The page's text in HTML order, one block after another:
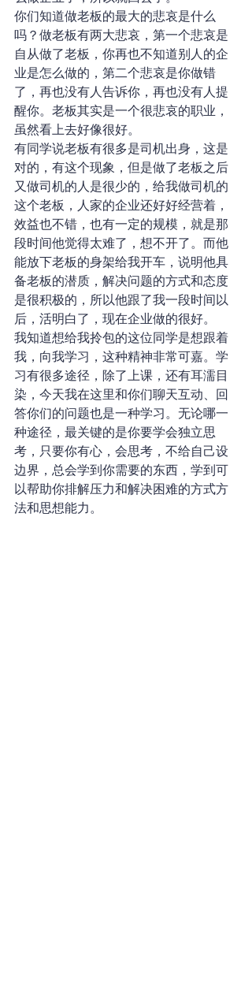
你们知道做老板的最大的悲哀是什么
吗？做老板有两大悲哀，第一个悲哀是
自从做了老板，你再也不知道别人的企
业是怎么做的，第二个悲哀是你做错
了，再也没有人告诉你，再也没有人提
醒你。老板其实是一个很悲哀的职业，
虽然看上去好像很好。
有同学说老板有很多是司机出身，这是
对的，有这个现象，但是做了老板之后
又做司机的人是很少的，给我做司机的
这个老板，人家的企业还好好经营着，
效益也不错，也有一定的规模，就是那
段时间他觉得太难了，想不开了。而他
能放下老板的身架给我开车，说明他具
备老板的潜质，解决问题的方式和态度
是很积极的，所以他跟了我一段时间以
后，活明白了，现在企业做的很好。
我知道想给我拎包的这位同学是想跟着
我，向我学习，这种精神非常可嘉。学
习有很多途径，除了上课，还有耳濡目
染，今天我在这里和你们聊天互动、回
答你们的问题也是一种学习。无论哪一
种途径，最关键的是你要学会独立思
考，只要你有心，会思考，不给自己设
边界，总会学到你需要的东西，学到可
以帮助你排解压力和解决困难的方式方
法和思想能力。